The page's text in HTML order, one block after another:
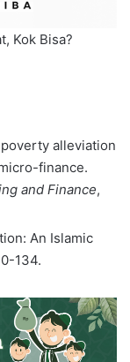
Kok Bisa?
alleviation
finance.
and Finance,
An Islamic
134.